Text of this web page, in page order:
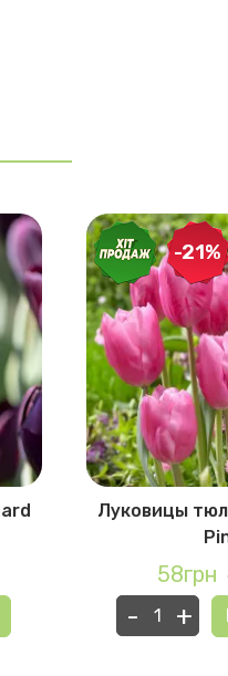
-21%
Луковицы
58грн
- +